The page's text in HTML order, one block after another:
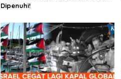
Dipenuhi!